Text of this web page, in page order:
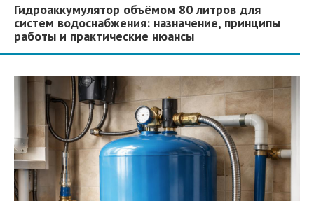
Гидроаккумулятор объёмом 80 литров для
систем водоснабжения: назначение, принципы
работы и практические нюансы